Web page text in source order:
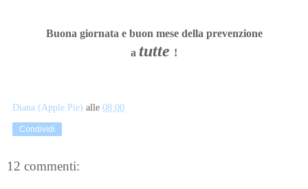
Buona giornata e buon mese della prevenzione
a tutte !
Diana (Apple Pie) alle 08:00
Condividi
12 commenti: